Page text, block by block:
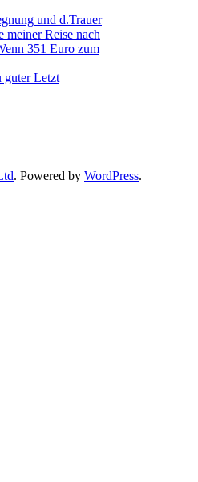
und d.Trauer
meiner Reise nach
351 Euro zum
guter Letzt
. Powered by WordPress.